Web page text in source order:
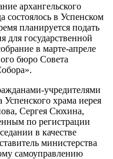
архангельского
состоялось в Успенском
планируется подать
для государственной
в марте-апреле
бюро Совета
учредителями
храма иерея
Сергея Сюхина,
по регистрации
в качестве
министерства
самоуправлению